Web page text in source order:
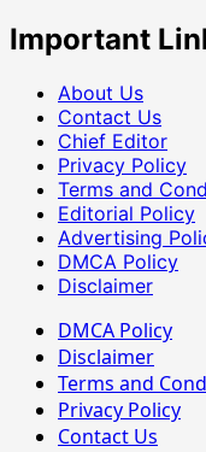
Important
About Us
Contact Us
Chief Editor
Privacy Policy
Terms and
Editorial Policy
Advertising
DMCA Policy
Disclaimer
DMCA Policy
Disclaimer
Terms and
Privacy Policy
Contact Us